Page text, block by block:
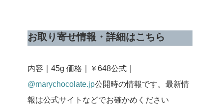
お取り寄せ情報・詳細はこちら
内容｜45g 価格｜￥648公式｜
@marychocolate.jp公開時の情報です。最新情
報は公式サイトなどでお確かめください